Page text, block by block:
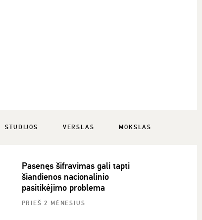
STUDIJOS VERSLAS MOKSLAS
Pasenęs šifravimas gali tapti
šiandienos nacionalinio
pasitikėjimo problema
PRIEŠ 2 MĖNESIUS